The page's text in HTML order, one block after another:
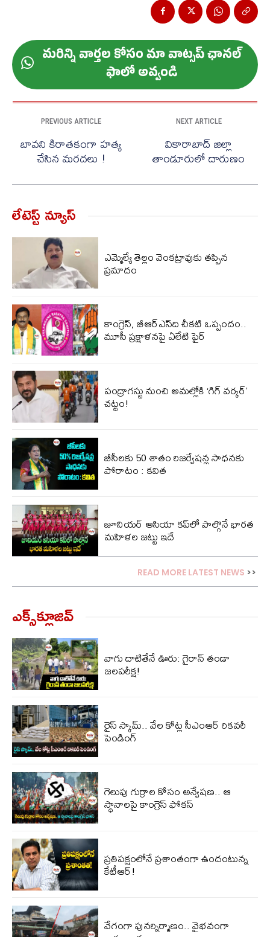
మ‌రిన్ని వార్త‌ల కోసం మా వాట్స‌ప్ ఛాన‌ల్
ఫాలో అవ్వండి
PREVIOUS ARTICLE
బావని కిరాతకంగా హత్య
చేసిన మరదలు !
NEXT ARTICLE
వికారాబాద్ జిల్లా
తాండూరులో దారుణం
లేటెస్ట్ న్యూస్‌
ఎమ్మెల్యే తెల్లం వెంకట్రావుకు తప్పిన
ప్రమాదం
కాంగ్రెస్, బీఆర్ఎస్‌ది చీకటి ఒప్పందం..
మూసీ ప్రక్షాళనపై ఏలేటి ఫైర్
పంద్రాగస్టు నుంచి అమల్లోకి ‘గిగ్ వర్కర్’
చట్టం!
బీసీలకు 50 శాతం రిజర్వేషన్ల సాధనకు
పోరాటం : కవిత
జూనియర్ ఆసియా కప్‌లో పాల్గొనే భారత
మహిళల జట్టు ఇదే
READ MORE LATEST NEWS >>
ఎక్స్‌క్లూజివ్‌
వాగు దాటితేనే ఊరు: గైరాన్ తండా
జలపరీక్ష!
రైస్ స్కామ్.. వేల కోట్ల‌ సీఎంఆర్ రికవరీ
పెండింగ్
గెలుపు గుర్రాల కోసం అన్వేషణ.. ఆ
స్థానాలపై కాంగ్రెస్ ఫోకస్
ప్ర‌తిప‌క్షంలోనే ప్ర‌శాంతంగా ఉందంటున్న
కేటీఆర్!
వేగంగా పునర్నిర్మాణం.. వైభవంగా